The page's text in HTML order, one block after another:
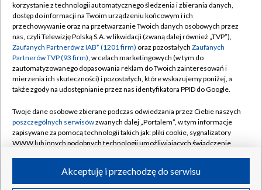
TVP
Abonament TVP
Emisja w TVP
Centrum informacji TVP
Naziemna Telewizja Cyfrowa
Rada Programowa
System NOS
Informacje o nadawcy
Program dla prasy
Regulamin TVP
Polityka prywatności
Moje zgody
Pomoc
Kontakt
Kanały
korzystanie z technologii automatycznego śledzenia i zbierania danych,
dostęp do informacji na Twoim urządzeniu końcowym i ich
przechowywanie oraz na przetwarzanie Twoich danych osobowych przez
nas, czyli Telewizję Polską S.A. w likwidacji (zwaną dalej również „TVP”),
Zaufanych Partnerów z IAB* (1201 firm) oraz pozostałych Zaufanych
Partnerów TVP (93 firm), w celach marketingowych (w tym do
zautomatyzowanego dopasowania reklam do Twoich zainteresowań i
mierzenia ich skuteczności) i pozostałych, które wskazujemy poniżej, a
także zgody na udostępnianie przez nas identyfikatora PPID do Google.
Twoje dane osobowe zbierane podczas odwiedzania przez Ciebie naszych
poszczególnych serwisówzwanych dalej „Portalem”, w tym informacje
zapisywane za pomocą technologii takich jak: pliki cookie, sygnalizatory
WWW lub innych podobnych technologii umożliwiających świadczenie
ruchu w Internecie.Akceptuję i przechodzę do serwisu